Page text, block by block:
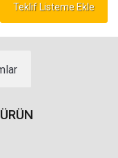
Teklif Listeme Ekle